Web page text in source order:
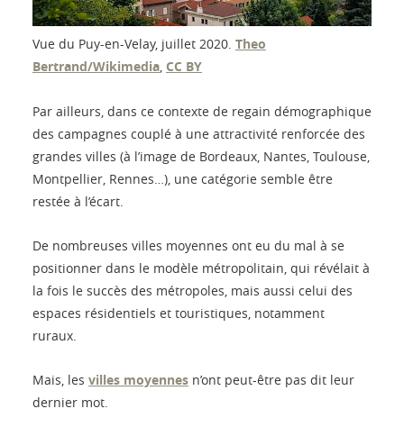
Vue du Puy-en-Velay, juillet 2020. Theo
Bertrand/Wikimedia, CC BY
Par ailleurs, dans ce contexte de regain démographique
des campagnes couplé à une attractivité renforcée des
grandes villes (à l’image de Bordeaux, Nantes, Toulouse,
Montpellier, Rennes…), une catégorie semble être
restée à l’écart.
De nombreuses villes moyennes ont eu du mal à se
positionner dans le modèle métropolitain, qui révélait à
la fois le succès des métropoles, mais aussi celui des
espaces résidentiels et touristiques, notamment
ruraux.
Mais, les villes moyennes n’ont peut-être pas dit leur
dernier mot.